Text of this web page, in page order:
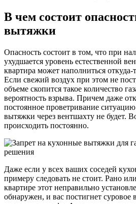
В чем состоит
вытяжки
Опасность состоит в том, что при
ухудшается уровень естественной
квартира может наполниться
Если свежий воздух при этом не
объеме скопится такое количество
вероятность взрыва. Причем даже
постоянное проветривание ситуацию
вытяжки через вентшахту не будет.
происходить постоянно.
Даже если у всех ваших соседей
примеру следовать не стоит. Рано
квартире этот неправильно
обнаружен, и вас постигнет суровое